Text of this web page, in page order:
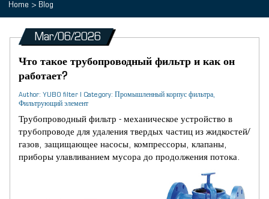
Home > Blog
Mar/06/2026
Что такое трубопроводный фильтр и как он
работает?
Author: YUBO filter | Category: Промышленный корпус фильтра,
Фильтрующий элемент
Трубопроводный фильтр - механическое устройство в
трубопроводе для удаления твердых частиц из жидкостей/
газов, защищающее насосы, компрессоры, клапаны,
приборы улавливанием мусора до продолжения потока.